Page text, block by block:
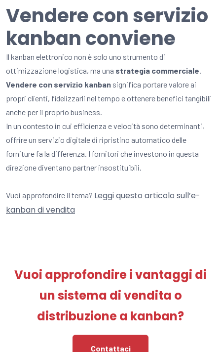
Vendere con servizio
kanban conviene
Il kanban elettronico non è solo uno strumento di
ottimizzazione logistica, ma una strategia commerciale.
Vendere con servizio kanban significa portare valore ai
propri clienti, fidelizzarli nel tempo e ottenere benefici tangibili
anche per il proprio business.
In un contesto in cui efficienza e velocità sono determinanti,
offrire un servizio digitale di ripristino automatico delle
forniture fa la differenza. I fornitori che investono in questa
direzione diventano partner insostituibili.
Vuoi approfondire il tema? Leggi questo articolo sull’e-
kanban di vendita
Vuoi approfondire i vantaggi di
un sistema di vendita o
distribuzione a kanban?
Contattaci